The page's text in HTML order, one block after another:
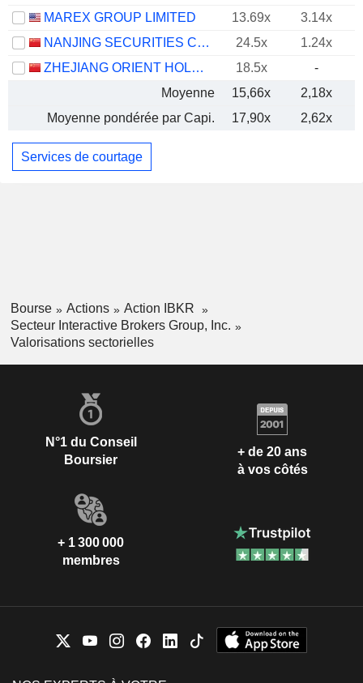
MAREX GROUP LIMITED
13.69x
3.14x
NANJING SECURITIES CO., LTD.
24.5x
1.24x
ZHEJIANG ORIENT HOLDINGS GROUP CO., LTD.
18.5x
-
Moyenne
15,66x
2,18x
Moyenne pondérée par Capi.
17,90x 2,62x
Services de courtage
Bourse Actions
Action IBKR
Secteur Interactive Brokers Group, Inc.
Valorisations sectorielles
N°1 du Conseil
Boursier
+ de 20 ans
à vos côtés
+ 1 300 000
membres